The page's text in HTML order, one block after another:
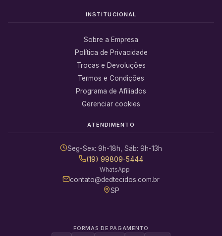
INSTITUCIONAL
Sobre a Empresa
Política de Privacidade
Trocas e Devoluções
Termos e Condições
Programa de Afiliados
Gerenciar cookies
ATENDIMENTO
Seg-Sex: 9h-18h, Sáb: 9h-13h
(19) 99809-5444
WhatsApp
contato@dedtecidos.com.br
SP
FORMAS DE PAGAMENTO